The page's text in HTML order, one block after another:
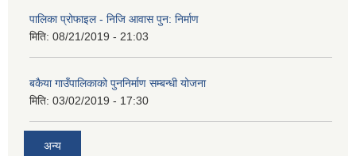
पालिका प्रोफाइल - निजि आवास पुन: निर्माण
मिति: 08/21/2019 - 21:03
बकैया गाउँपालिकाको पुननिर्माण सम्बन्धी योजना
मिति: 03/02/2019 - 17:30
अन्य